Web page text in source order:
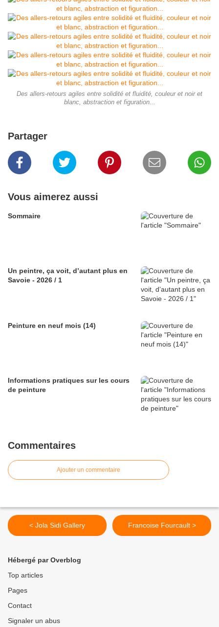
Des allers-retours agiles entre solidité et fluidité, couleur et noir et
blanc, abstraction et figuration...
Partager
Vous aimerez aussi
Sommaire
Un peintre, ça voit, d’autant plus en
Savoie - 2026 / 1
Peinture en neuf mois (14)
Informations pratiques sur les cours
de peinture
Commentaires
Ajouter un commentaire
< Jola Sidi Gallery Francoise Fourcault >
Hébergé par Overblog
Top articles
Pages
Contact
Signaler un abus